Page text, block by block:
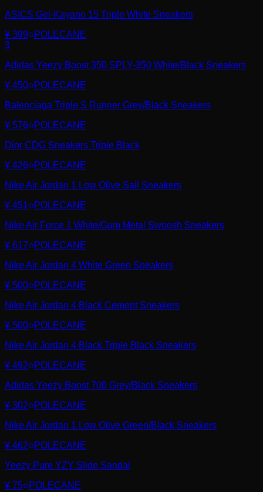
ASICS Gel-Kayano 15 Triple White Sneakers
¥ 399
POLECANE
3
Adidas Yeezy Boost 350 SPLY-350 White/Black Sneakers
¥ 450
POLECANE
Balenciaga Triple S Runner Grey/Black Sneakers
¥ 576
POLECANE
Dior CDG Sneakers Triple Black
¥ 426
POLECANE
Nike Air Jordan 1 Low Olive Sail Sneakers
¥ 451
POLECANE
Nike Air Force 1 White/Gum Metal Swoosh Sneakers
¥ 617
POLECANE
Nike Air Jordan 4 White Green Sneakers
¥ 500
POLECANE
Nike Air Jordan 4 Black Cement Sneakers
¥ 500
POLECANE
Nike Air Jordan 4 Black Triple Black Sneakers
¥ 492
POLECANE
Adidas Yeezy Boost 700 Grey/Black Sneakers
¥ 302
POLECANE
Nike Air Jordan 1 Low Olive Green/Black Sneakers
¥ 462
POLECANE
Yeezy Pure YZY Slide Sandal
¥ 75
POLECANE